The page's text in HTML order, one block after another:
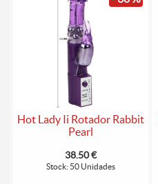
Hot Lady Ii Rotador Rabbit
Pearl
38.50 €
Stock: 50 Unidades